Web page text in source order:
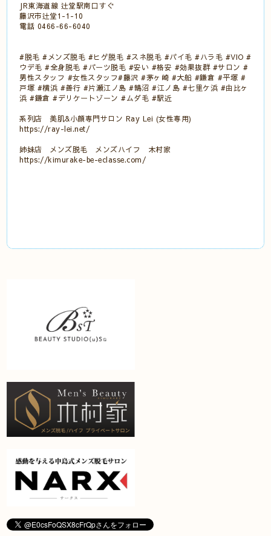
JR東海道線 辻堂駅南口すぐ
藤沢市辻堂1-1-10
電話 0466-66-6040
#脱毛 #メンズ脱毛 #ヒゲ脱毛 #スネ脱毛 #パイ毛 #ハラ毛 #VIO #
ウデ毛 #全身脱毛 #パーツ脱毛 #安い #格安 #効果抜群 #サロン #
男性スタッフ #女性スタッフ#藤沢 #茅ヶ崎 #大船 #鎌倉 #平塚 #
戸塚 #横浜 #善行 #片瀬江ノ島 #鵠沼 #江ノ島 #七里ケ浜 #由比ヶ
浜 #鎌倉 #デリケートゾーン #ムダ毛 #駅近
系列店 美肌&小顔専門サロン Ray Lei (女性専用)
https://ray-lei.net/
姉妹店 メンズ脱毛 メンズハイフ 木村家
https://kimurake-be-eclasse.com/